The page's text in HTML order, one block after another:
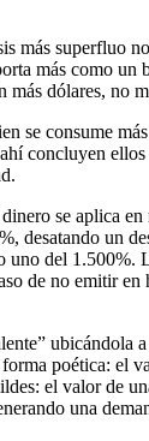
más superfluo
más como un
dólares, no
se consume
concluyen
se aplica en
desatando un
del 1.500%.
de no emitir
ubicándola
poética: el
el valor de
una